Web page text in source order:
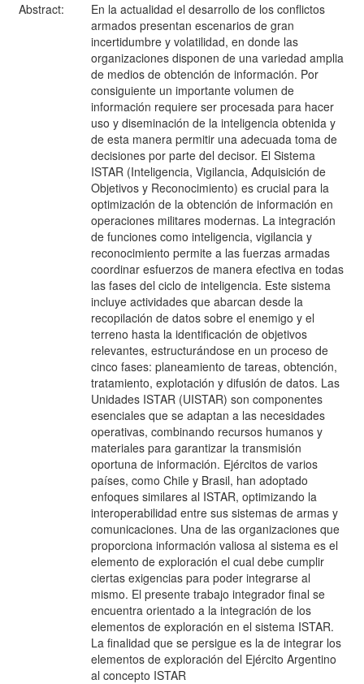
Abstract:
En la actualidad el desarrollo de los conflictos
armados presentan escenarios de gran
incertidumbre y volatilidad, en donde las
organizaciones disponen de una variedad amplia
de medios de obtención de información. Por
consiguiente un importante volumen de
información requiere ser procesada para hacer
uso y diseminación de la inteligencia obtenida y
de esta manera permitir una adecuada toma de
decisiones por parte del decisor. El Sistema
ISTAR (Inteligencia, Vigilancia, Adquisición de
Objetivos y Reconocimiento) es crucial para la
optimización de la obtención de información en
operaciones militares modernas. La integración
de funciones como inteligencia, vigilancia y
reconocimiento permite a las fuerzas armadas
coordinar esfuerzos de manera efectiva en todas
las fases del ciclo de inteligencia. Este sistema
incluye actividades que abarcan desde la
recopilación de datos sobre el enemigo y el
terreno hasta la identificación de objetivos
relevantes, estructurándose en un proceso de
cinco fases: planeamiento de tareas, obtención,
tratamiento, explotación y difusión de datos. Las
Unidades ISTAR (UISTAR) son componentes
esenciales que se adaptan a las necesidades
operativas, combinando recursos humanos y
materiales para garantizar la transmisión
oportuna de información. Ejércitos de varios
países, como Chile y Brasil, han adoptado
enfoques similares al ISTAR, optimizando la
interoperabilidad entre sus sistemas de armas y
comunicaciones. Una de las organizaciones que
proporciona información valiosa al sistema es el
elemento de exploración el cual debe cumplir
ciertas exigencias para poder integrarse al
mismo. El presente trabajo integrador final se
encuentra orientado a la integración de los
elementos de exploración en el sistema ISTAR.
La finalidad que se persigue es la de integrar los
elementos de exploración del Ejército Argentino
al concepto ISTAR